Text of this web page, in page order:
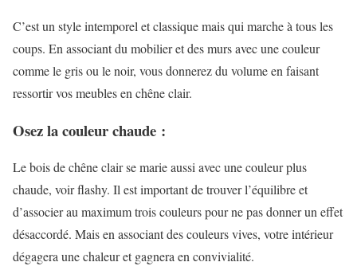
C’est un style intemporel et classique mais qui marche à tous les
coups. En associant du mobilier et des murs avec une couleur
comme le gris ou le noir, vous donnerez du volume en faisant
ressortir vos meubles en chêne clair.
Osez la couleur chaude :
Le bois de chêne clair se marie aussi avec une couleur plus
chaude, voir flashy. Il est important de trouver l’équilibre et
d’associer au maximum trois couleurs pour ne pas donner un effet
désaccordé. Mais en associant des couleurs vives, votre intérieur
dégagera une chaleur et gagnera en convivialité.